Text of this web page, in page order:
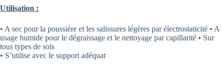
Utilisation :
• A sec pour la poussière et les salissures légères par électrostaticité • A
usage humide pour le dégraissage et le nettoyage par capillarité • Sur
tous types de sols
• S’utilise avec le support adéquat